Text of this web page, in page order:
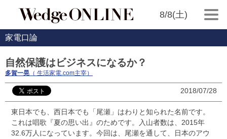
8/8(土)
家電口論
自然保護はビジネスになるか？
多賀一晃 （ 生活家電.com主宰）
2018/07/28
東日本でも、西日本でも「尾瀬」はわりと知られた名前です。
これは唱歌『夏の思い出』のためです。入山者数は、2015年
32.6万人になっています。今回は、尾瀬を通して、日本のアウ